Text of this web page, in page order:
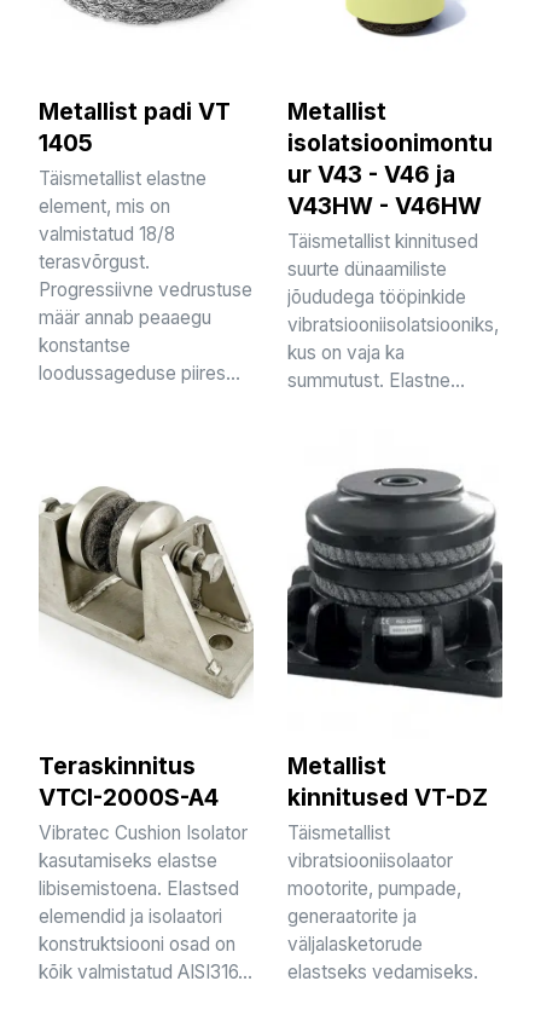
Metallist padi VT
1405
Täismetallist elastne
element, mis on
valmistatud 18/8
terasvõrgust.
Progressiivne vedrustuse
määr annab peaaegu
konstantse
loodussageduse piires...
Metallist
isolatsioonimontu
ur V43 - V46 ja
V43HW - V46HW
Täismetallist kinnitused
suurte dünaamiliste
jõududega tööpinkide
vibratsiooniisolatsiooniks,
kus on vaja ka
summutust. Elastne...
Teraskinnitus
VTCI-2000S-A4
Vibratec Cushion Isolator
kasutamiseks elastse
libisemistoena. Elastsed
elemendid ja isolaatori
konstruktsiooni osad on
kõik valmistatud AISI316...
Metallist
kinnitused VT-DZ
Täismetallist
vibratsiooniisolaator
mootorite, pumpade,
generaatorite ja
väljalasketorude
elastseks vedamiseks.